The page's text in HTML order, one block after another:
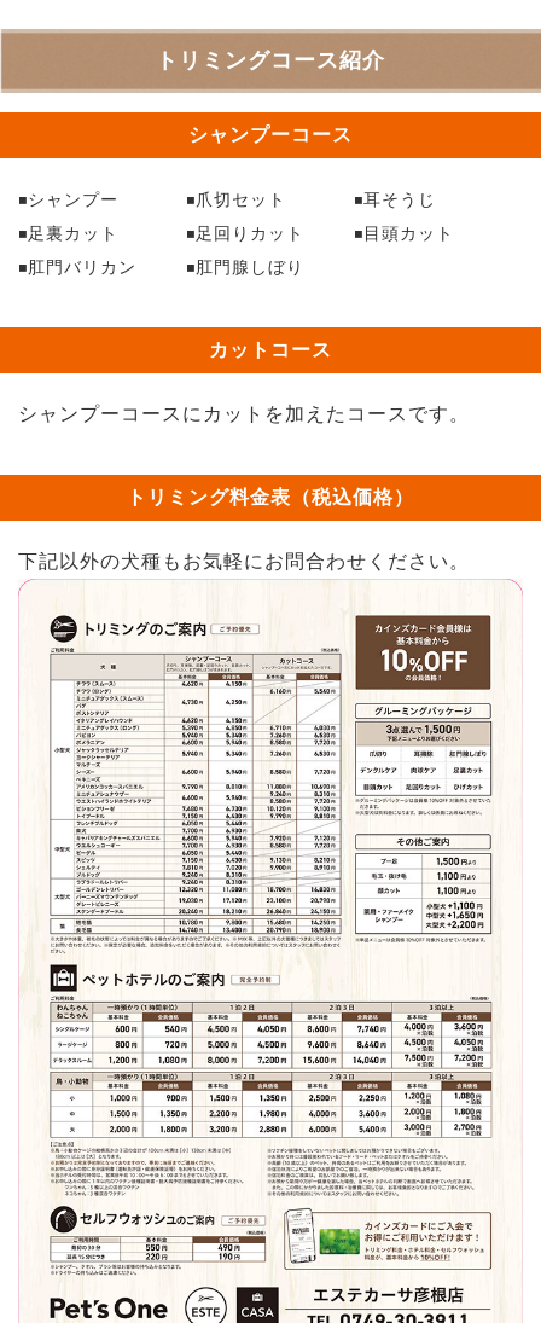
トリミングコース紹介
シャンプーコース
シャンプー 爪切セット
耳そうじ
足裏カット
足回りカット
目頭カット
肛門バリカン
肛門腺しぼり
カットコース
シャンプーコースにカットを加えたコースです。
トリミング料金表（税込価格）
下記以外の犬種もお気軽にお問合わせください。